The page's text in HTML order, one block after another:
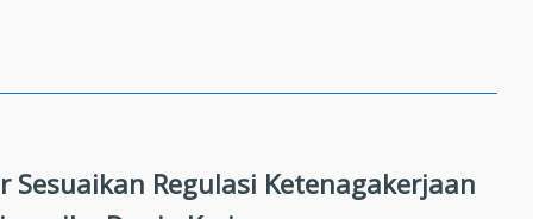
Sesuaikan Regulasi Ketenagakerjaan